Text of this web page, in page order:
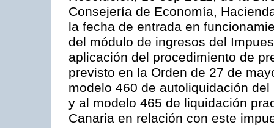
Consejería de Economía,
la fecha de entrada en
del módulo de ingresos del
aplicación del procedimiento de
previsto en la Orden de 27 de
modelo 460 de autoliquidación
y al modelo 465 de liquidación
Canaria en relación con este